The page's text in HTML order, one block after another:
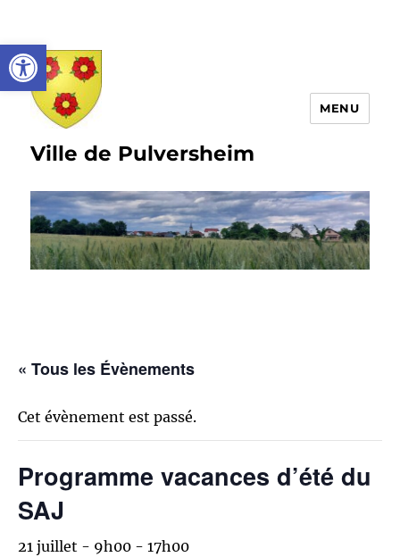
Ouvrir la barre d’outils
Ville de Pulversheim
MENU
« Tous les Évènements
Cet évènement est passé.
Programme vacances d’été du
SAJ
21 juillet - 9h00 - 17h00